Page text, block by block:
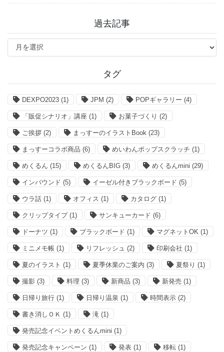
過去記事
過
記
タグ
DEXPO2023 (1) JPM (2) POPギャラリー (4)
「販促シナリオ」講座 (1) お菓子づくり (2)
ご挨拶 (2) まっすーのイラストBook (23)
まっすーコラボ商品 (6) めいわんポップスクラッチ (1)
めくるん (15) めくるんBIG (3) めくるんmini (29)
インバウンド (5) イーゼル付きブラックボード (5)
ウラ話 (1) オフィス (1) カタログ (1)
クリップタイプ(1) サンキューカード (6)
ドーナツ (1) ブラックボード (1) マグネットOK (1)
ミニメモ帳 (1) リフレッシュ (2) 印刷会社 (1)
夏のイラスト (1) 夏季休業のご案内 (3) 夏祭り (1)
撮影 (3) 料理 (3) 新商品 (3) 新発売 (1)
日帰り旅行 (1) 日帰り温泉 (1) 時間表示 (2)
書き消しＯＫ (1) 滝 (1)
発売記念イベントめくるんmini (1)
発売記念キャンペーン (1) 発表 (1) 移転 (1)